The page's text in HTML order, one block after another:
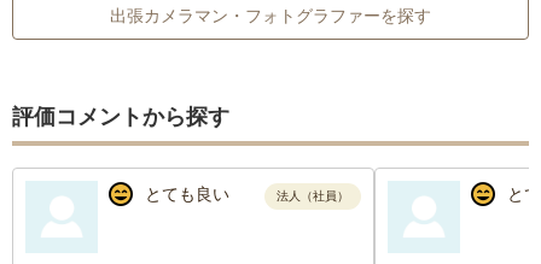
出張カメラマン・フォトグラファーを探す
評価コメントから探す
とても良い 法人（社員） と